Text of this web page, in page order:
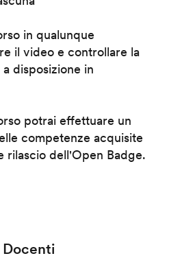
in qualunque
il video e controllare la
disposizione in
potrai effettuare un
competenze acquisite
rilascio dell'Open Badge.
Docenti